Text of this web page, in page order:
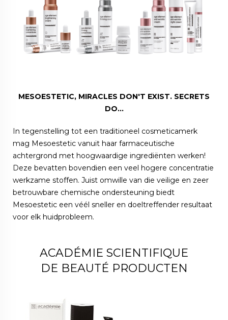
MESOESTETIC, MIRACLES DON'T EXIST. SECRETS
DO...
In tegenstelling tot een traditioneel cosmeticamerk
mag Mesoestetic vanuit haar farmaceutische
achtergrond met hoogwaardige ingrediënten werken!
Deze bevatten bovendien een veel hogere concentratie
werkzame stoffen. Juist omwille van die veilige en zeer
betrouwbare chemische ondersteuning biedt
Mesoestetic een véél sneller en doeltreffender resultaat
voor elk huidprobleem.
ACADÉMIE SCIENTIFIQUE
DE BEAUTÉ PRODUCTEN